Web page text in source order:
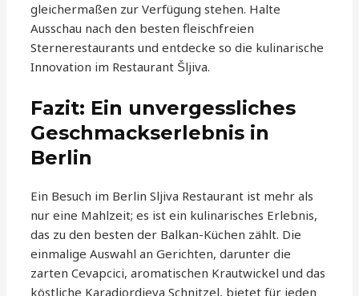
gleichermaßen zur Verfügung stehen. Halte
Ausschau nach den besten fleischfreien
Sternerestaurants und entdecke so die kulinarische
Innovation im Restaurant Šljiva.
Fazit: Ein unvergessliches
Geschmackserlebnis in
Berlin
Ein Besuch im Berlin Sljiva Restaurant ist mehr als
nur eine Mahlzeit; es ist ein kulinarisches Erlebnis,
das zu den besten der Balkan-Küchen zählt. Die
einmalige Auswahl an Gerichten, darunter die
zarten Cevapcici, aromatischen Krautwickel und das
köstliche Karadjordjeva Schnitzel, bietet für jeden